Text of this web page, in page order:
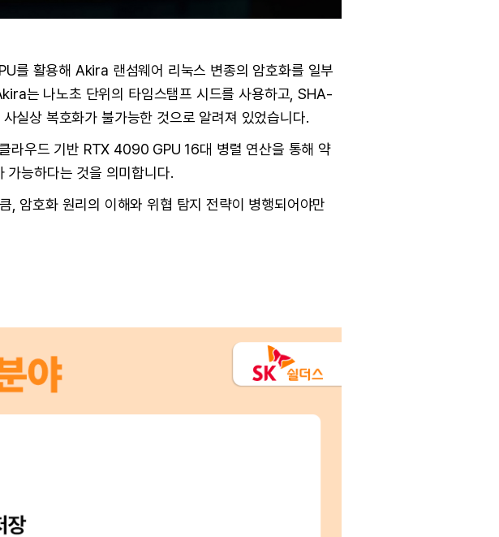
를 활용해 Akira 랜섬웨어 리눅스 변종의 암호화를 일부
는 나노초 단위의 타임스탬프 시드를 사용하고, SHA-
상 복호화가 불가능한 것으로 알려져 있었습니다.
라우드 기반 RTX 4090 GPU 16대 병렬 연산을 통해 약
가능하다는 것을 의미합니다.
, 암호화 원리의 이해와 위협 탐지 전략이 병행되어야만